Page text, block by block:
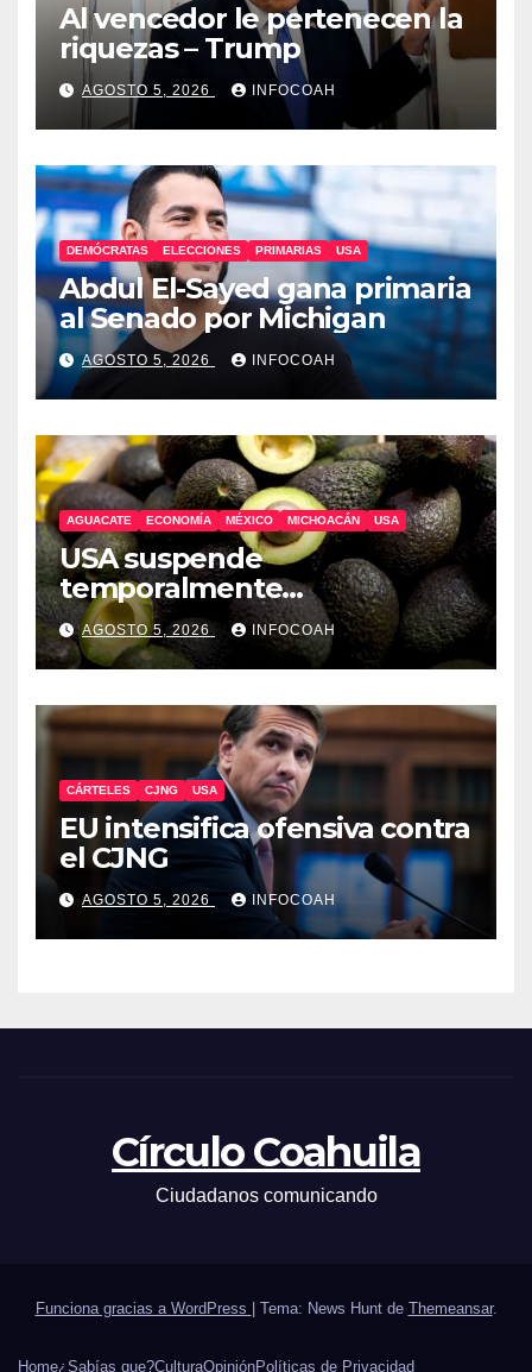
Al vencedor le pertenecen la
riquezas – Trump
AGOSTO 5, 2026 INFOCOAH
DEMÓCRATAS ELECCIONES PRIMARIAS USA
Abdul El-Sayed gana primaria
al Senado por Michigan
AGOSTO 5, 2026 INFOCOAH
AGUACATE ECONOMÍA MÉXICO MICHOACÁN USA
USA suspende
temporalmente
exportaciones de aguacate
michoacano
AGOSTO 5, 2026 INFOCOAH
CÁRTELES CJNG USA
EU intensifica ofensiva contra
el CJNG
AGOSTO 5, 2026 INFOCOAH
Círculo Coahuila
Ciudadanos comunicando
Funciona gracias a WordPress Tema: News Hunt de Themeansar.
Home¿Sabías que?CulturaOpiniónPolíticas de Privacidad